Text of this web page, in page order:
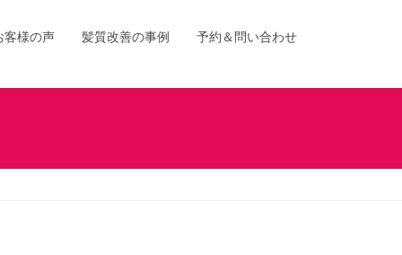
客様の声 髪質改善の事例 予約＆問い合わせ